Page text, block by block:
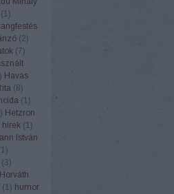
(1)
(2)
(7)
) Havas
(8)
(1)
) Hetzron
hírek (1)
István
1)
(3)
Horváth
(1) humor